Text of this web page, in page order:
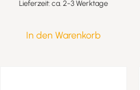
Lieferzeit: ca. 2-3 Werktage
In den Warenkorb